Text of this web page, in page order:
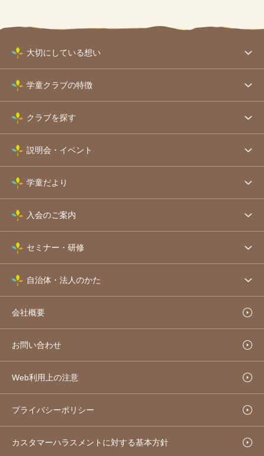
大切にしている想い
学童クラブの特徴
クラブを探す
説明会・イベント
学童だより
入会のご案内
セミナー・研修
自治体・法人のかた
会社概要
お問い合わせ
Web利用上の注意
プライバシーポリシー
カスタマーハラスメントに対する基本方針